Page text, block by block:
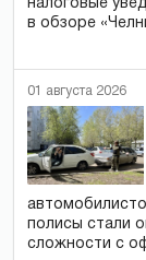
налоговые
в обзоре
01 августа 2026
полисы стали
сложности с